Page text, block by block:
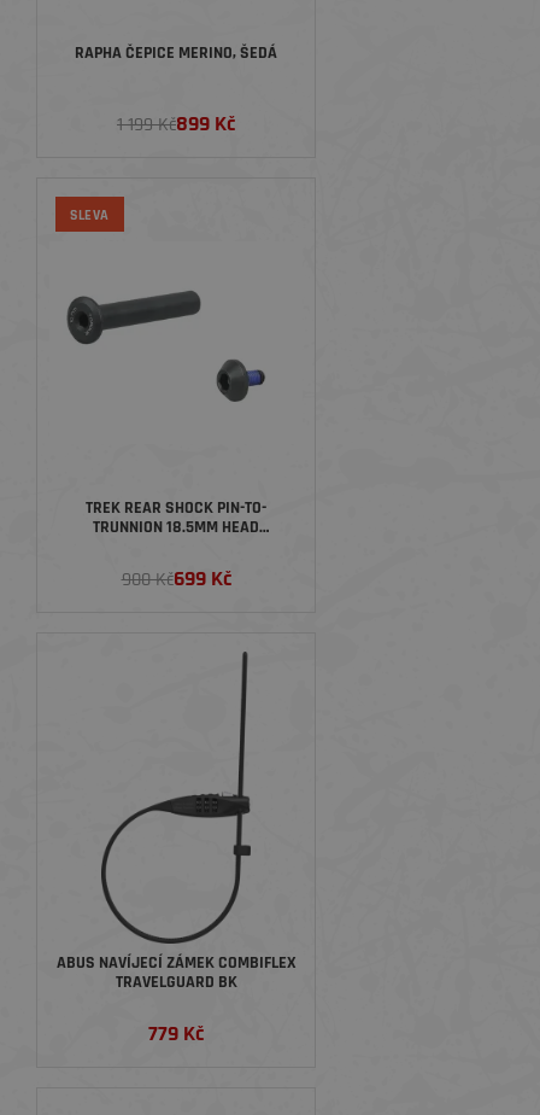
RAPHA ČEPICE MERINO, ŠEDÁ
1 199 Kč899 Kč
SLEVA
TREK REAR SHOCK PIN-TO-
TRUNNION 18.5MM HEAD
900 Kč699 Kč
ABUS NAVÍJECÍ ZÁMEK COMBIFLEX
TRAVELGUARD BK
779 Kč